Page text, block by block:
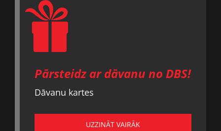
Pārsteidz ar dāvanu no DBS!
Dāvanu kartes
UZZINĀT VAIRĀK